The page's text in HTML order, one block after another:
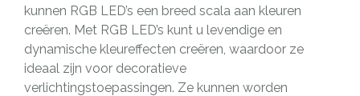
kunnen RGB LED’s een breed scala aan kleuren
creëren. Met RGB LED’s kunt u levendige en
dynamische kleureffecten creëren, waardoor ze
ideaal zijn voor decoratieve
verlichtingstoepassingen. Ze kunnen worden